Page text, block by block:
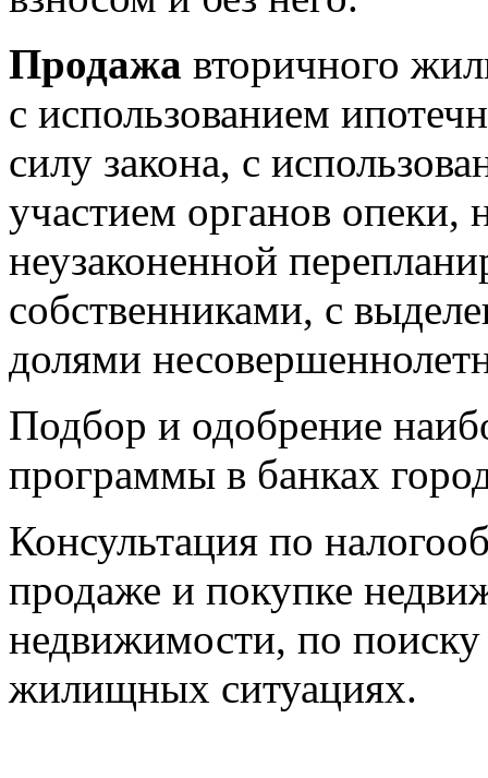
Продажа вторичного
с использованием
силу закона, с
участием органов опеки,
неузаконенной
собственниками, с
долями
Подбор и одобрение
программы в банках
Консультация по
продаже и покупке
недвижимости, по
жилищных ситуациях.